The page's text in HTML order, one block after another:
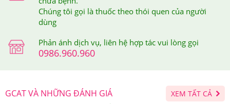
Chúng tôi gọi là thuốc theo thói quen của người
dùng
Phản ánh dịch vụ, liên hệ hợp tác vui lòng gọi
0986.960.960
GCAT VÀ NHỮNG ĐÁNH GIÁ XEM TẤT CẢ